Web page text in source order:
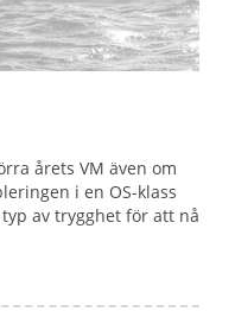
årets VM även om
i en OS-klass
av trygghet för att nå